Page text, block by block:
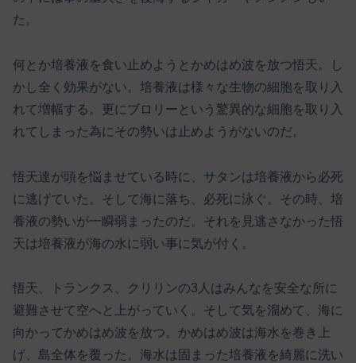
た。
何とか培養液を食い止めようとかめはめ波を放つ悟天。し
かし全く効果がない。培養液は様々な生物の細胞を取り入
れて増幅する。更にブロリーという驚異的な細胞を取り入
れてしまった為にその勢いは止めようがないのだ。
悟天達が頭を悩ませている時に、サタンは培養液から必死
に逃げていた。そして海に落ち、必死に泳ぐ。その時、培
養液の勢いが一瞬弱まったのだ。それを見逃さなかった悟
天は培養液が海の水に弱い事に気が付く。
悟天、トランクス、クリリンの3人はみんなを安全な所に
避難させて空へと上がっていく。そして気を溜めて、海に
向かってかめはめ波を放つ。かめはめ波は海水を巻き上
げ、島全体を覆った。海水は固まった培養液を綺麗に洗い